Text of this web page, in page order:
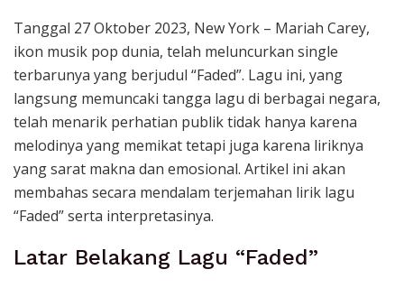
Tanggal 27 Oktober 2023, New York – Mariah Carey,
ikon musik pop dunia, telah meluncurkan single
terbarunya yang berjudul “Faded”. Lagu ini, yang
langsung memuncaki tangga lagu di berbagai negara,
telah menarik perhatian publik tidak hanya karena
melodinya yang memikat tetapi juga karena liriknya
yang sarat makna dan emosional. Artikel ini akan
membahas secara mendalam terjemahan lirik lagu
“Faded” serta interpretasinya.
Latar Belakang Lagu “Faded”